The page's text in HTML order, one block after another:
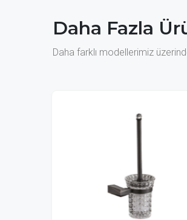
Daha Fazla
Daha farklı modellerimiz